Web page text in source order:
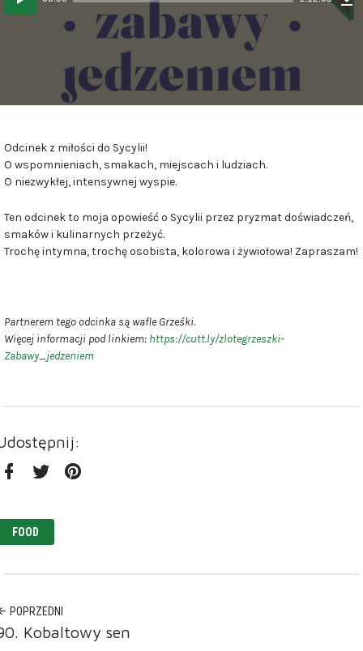
plików
dźwiękowych
Odcinek z miłości do Sycylii!
O wspomnieniach, smakach, miejscach i ludziach.
O niezwykłej, intensywnej wyspie.
Ten odcinek to moja opowieść o Sycylii przez pryzmat doświadczeń,
smaków i kulinarnych przeżyć.
Trochę intymna, trochę osobista, kolorowa i żywiołowa! Zapraszam!
Partnerem tego odcinka są wafle Grześki.
Więcej informacji pod linkiem: https://cutt.ly/zlotegrzeszki-
Zabawy_jedzeniem
FOOD
POPRZEDNI
Kobaltowy sen